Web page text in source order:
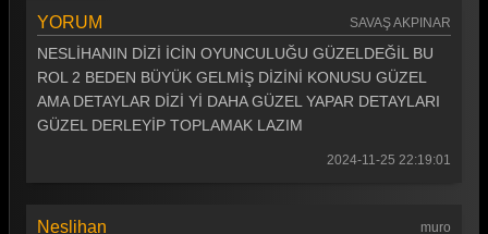
Teşkilat 8. Bölüm
Teşkilat 7. Bölüm
Teşkilat 6. Bölüm
Teşkilat 3. Bölüm
YORUM SAVAŞ AKPINAR
NESLİHANIN DİZİ İCİN OYUNCULUĞU GÜZELDEĞİL BU
ROL 2 BEDEN BÜYÜK GELMİŞ DİZİNİ KONUSU GÜZEL
AMA DETAYLAR DİZİ Yİ DAHA GÜZEL YAPAR DETAYLARI
GÜZEL DERLEYİP TOPLAMAK LAZIM
2024-11-25 22:19:01
Neslihan muro